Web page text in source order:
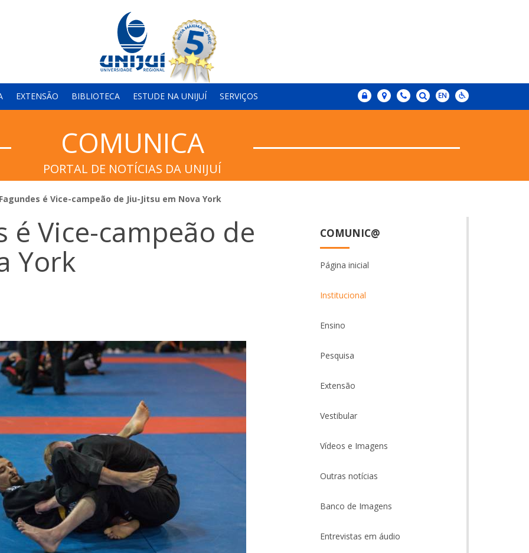
EXTENSÃO BIBLIOTECA ESTUDE NA UNIJUÍ SERVIÇOS
COMUNICA
PORTAL DE NOTÍCIAS DA UNIJUÍ
é Vice-campeão de Jiu-Jitsu em Nova York
é Vice-campeão de
York
COMUNIC@
Página inicial
Institucional
Ensino
Pesquisa
Extensão
Vestibular
Vídeos e Imagens
Outras notícias
Banco de Imagens
Entrevistas em áudio